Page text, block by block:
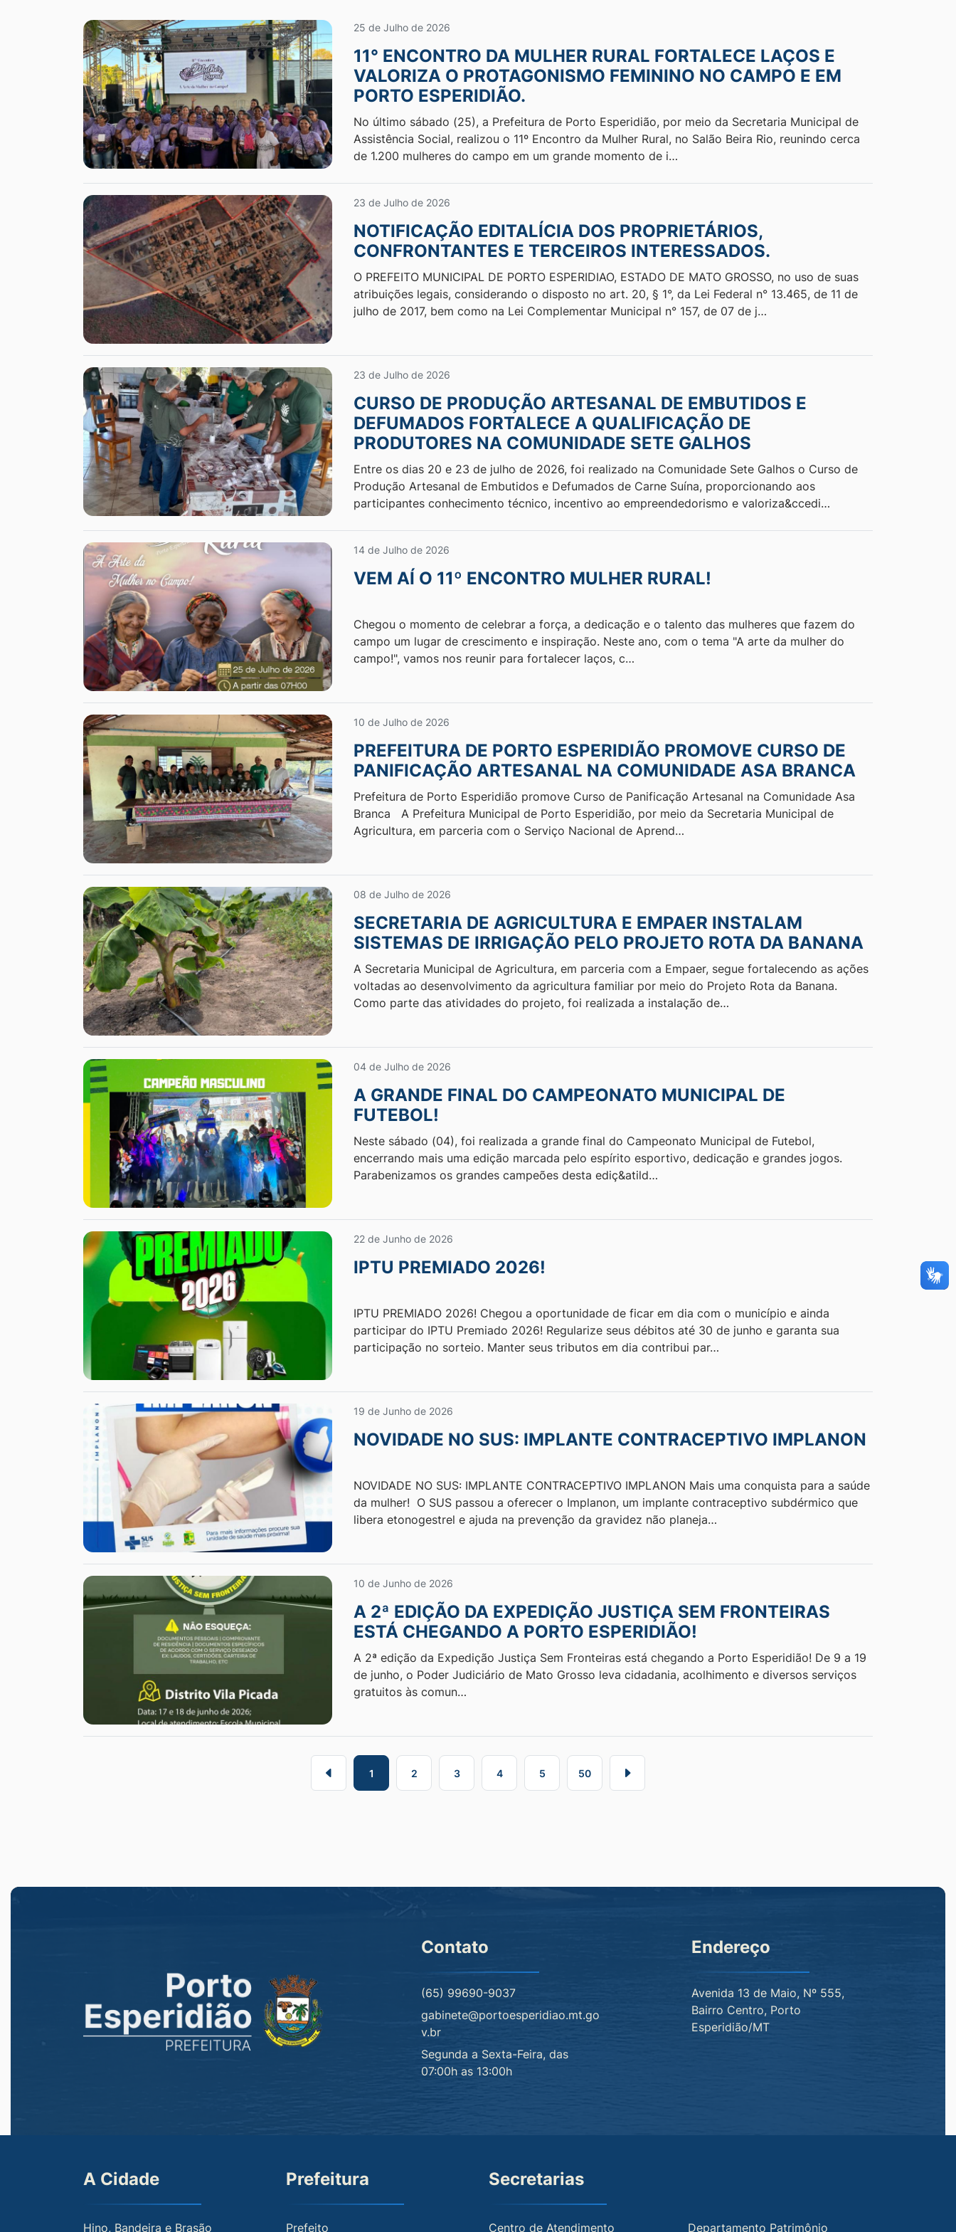
25 de Julho de 2026
11° ENCONTRO DA MULHER RURAL FORTALECE LAÇOS E
VALORIZA O PROTAGONISMO FEMININO NO CAMPO E EM
PORTO ESPERIDIÃO.
No último sábado (25), a Prefeitura de Porto Esperidião, por meio da Secretaria Municipal de
Assistência Social, realizou o 11º Encontro da Mulher Rural, no Salão Beira Rio, reunindo cerca
de 1.200 mulheres do campo em um grande momento de i…
23 de Julho de 2026
NOTIFICAÇÃO EDITALÍCIA DOS PROPRIETÁRIOS,
CONFRONTANTES E TERCEIROS INTERESSADOS.
O PREFEITO MUNICIPAL DE PORTO ESPERIDIAO, ESTADO DE MATO GROSSO, no uso de suas
atribuições legais, considerando o disposto no art. 20, § 1°, da Lei Federal n° 13.465, de 11 de
julho de 2017, bem como na Lei Complementar Municipal n° 157, de 07 de j…
23 de Julho de 2026
CURSO DE PRODUÇÃO ARTESANAL DE EMBUTIDOS E
DEFUMADOS FORTALECE A QUALIFICAÇÃO DE
PRODUTORES NA COMUNIDADE SETE GALHOS
Entre os dias 20 e 23 de julho de 2026, foi realizado na Comunidade Sete Galhos o Curso de
Produção Artesanal de Embutidos e Defumados de Carne Suína, proporcionando aos
participantes conhecimento técnico, incentivo ao empreendedorismo e valoriza&ccedi…
14 de Julho de 2026
VEM AÍ O 11º ENCONTRO MULHER RURAL!
Chegou o momento de celebrar a força, a dedicação e o talento das mulheres que fazem do
campo um lugar de crescimento e inspiração. Neste ano, com o tema "A arte da mulher do
campo!", vamos nos reunir para fortalecer laços, c…
10 de Julho de 2026
PREFEITURA DE PORTO ESPERIDIÃO PROMOVE CURSO DE
PANIFICAÇÃO ARTESANAL NA COMUNIDADE ASA BRANCA
Prefeitura de Porto Esperidião promove Curso de Panificação Artesanal na Comunidade Asa
Branca A Prefeitura Municipal de Porto Esperidião, por meio da Secretaria Municipal de
Agricultura, em parceria com o Serviço Nacional de Aprend…
08 de Julho de 2026
SECRETARIA DE AGRICULTURA E EMPAER INSTALAM
SISTEMAS DE IRRIGAÇÃO PELO PROJETO ROTA DA BANANA
A Secretaria Municipal de Agricultura, em parceria com a Empaer, segue fortalecendo as ações
voltadas ao desenvolvimento da agricultura familiar por meio do Projeto Rota da Banana.
Como parte das atividades do projeto, foi realizada a instalação de…
04 de Julho de 2026
A GRANDE FINAL DO CAMPEONATO MUNICIPAL DE
FUTEBOL!
Neste sábado (04), foi realizada a grande final do Campeonato Municipal de Futebol,
encerrando mais uma edição marcada pelo espírito esportivo, dedicação e grandes jogos.
Parabenizamos os grandes campeões desta ediç&atild…
22 de Junho de 2026
IPTU PREMIADO 2026!
IPTU PREMIADO 2026! Chegou a oportunidade de ficar em dia com o município e ainda
participar do IPTU Premiado 2026! Regularize seus débitos até 30 de junho e garanta sua
participação no sorteio. Manter seus tributos em dia contribui par…
19 de Junho de 2026
NOVIDADE NO SUS: IMPLANTE CONTRACEPTIVO IMPLANON
NOVIDADE NO SUS: IMPLANTE CONTRACEPTIVO IMPLANON Mais uma conquista para a saúde
da mulher! O SUS passou a oferecer o Implanon, um implante contraceptivo subdérmico que
libera etonogestrel e ajuda na prevenção da gravidez não planeja…
10 de Junho de 2026
A 2ª EDIÇÃO DA EXPEDIÇÃO JUSTIÇA SEM FRONTEIRAS
ESTÁ CHEGANDO A PORTO ESPERIDIÃO!
A 2ª edição da Expedição Justiça Sem Fronteiras está chegando a Porto Esperidião! De 9 a 19
de junho, o Poder Judiciário de Mato Grosso leva cidadania, acolhimento e diversos serviços
gratuitos às comun…
1 2 3 4 5 50
Contato
(65) 99690-9037
gabinete@portoesperidiao.mt.go
v.br
Segunda a Sexta-Feira, das
07:00h as 13:00h
Endereço
Avenida 13 de Maio, Nº 555,
Bairro Centro, Porto
Esperidião/MT
A Cidade
Hino, Bandeira e Brasão
Prefeitura
Prefeito
Secretarias
Centro de Atendimento Departamento Patrimônio